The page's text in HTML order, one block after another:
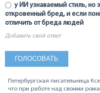
у ИИ узнаваемый стиль, но
откровенный бред, и если
отличить от бреда людей
Добавить свой ответ
Петербургская писательница
что при работе над своими